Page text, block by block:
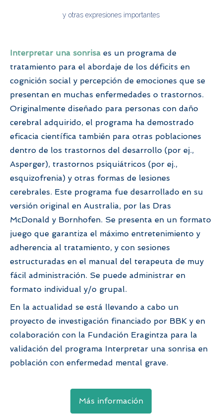
y otras expresiones importantes
Interpretar una sonrisa es un programa de
tratamiento para el abordaje de los déficits en
cognición social y percepción de emociones que se
presentan en muchas enfermedades o trastornos.
Originalmente diseñado para personas con daño
cerebral adquirido, el programa ha demostrado
eficacia científica también para otras poblaciones
dentro de los trastornos del desarrollo (por ej.,
Asperger), trastornos psiquiátricos (por ej.,
esquizofrenia) y otras formas de lesiones
cerebrales. Este programa fue desarrollado en su
versión original en Australia, por las Dras
McDonald y Bornhofen. Se presenta en un formato
juego que garantiza el máximo entretenimiento y
adherencia al tratamiento, y con sesiones
estructuradas en el manual del terapeuta de muy
fácil administración. Se puede administrar en
formato individual y/o grupal.
En la actualidad se está llevando a cabo un
proyecto de investigación financiado por BBK y en
colaboración con la Fundación Eragintza para la
validación del programa Interpretar una sonrisa en
población con enfermedad mental grave.
Más información